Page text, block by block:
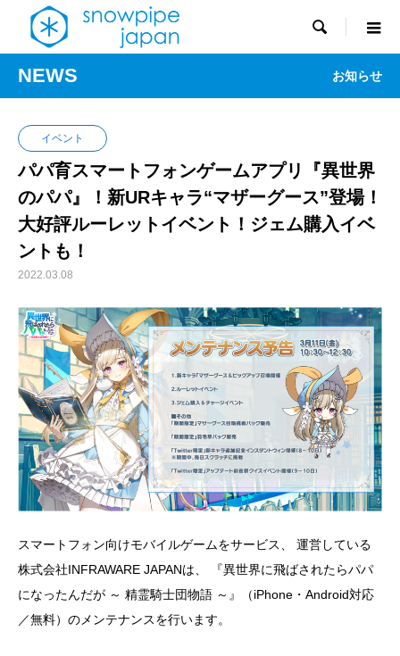

NEWS お知らせ
イベント
パパ育スマートフォンゲームアプリ『異世界
のパパ』！新URキャラ“マザーグース”登場！
大好評ルーレットイベント！ジェム購入イベ
ントも！
2022.03.08
スマートフォン向けモバイルゲームをサービス、 運営している
株式会社INFRAWARE JAPANは、 『異世界に飛ばされたらパパ
になったんだが ～ 精霊騎士団物語 ～』（iPhone・Android対応
／無料）のメンテナンスを行います。